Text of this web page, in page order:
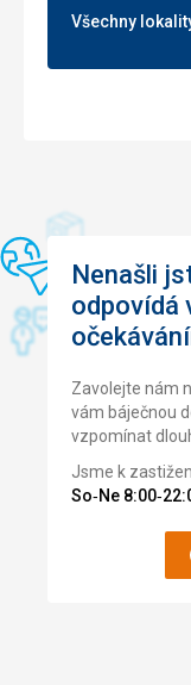
Všechny
Nenašli
odpovídá
Zavolejte nám
vám báječnou
vzpomínat
Jsme k
So‑Ne